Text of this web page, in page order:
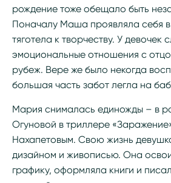
рождение тоже обещало быть
Поначалу Маша проявляла себя
тяготела к творчеству. У девочек
эмоциональные отношения с
рубеж. Вере же было некогда
большая часть забот легла на
Мария снималась единожды – в
Огуновой в триллере
Нахапетовым. Свою жизнь
дизайном и живописью. Она
графику, оформляла книги и